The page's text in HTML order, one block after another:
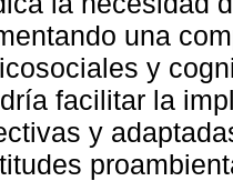
una
y
facilitar la
y